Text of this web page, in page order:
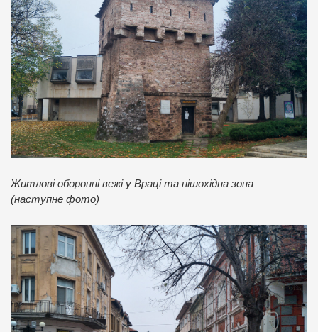
Житлові оборонні вежі у Враці та пішохідна зона
(наступне фото)